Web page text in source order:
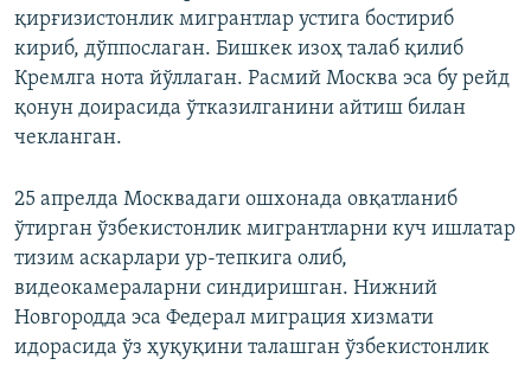
қирғизистонлик мигрантлар устига бостириб
кириб, дўппослаган. Бишкек изоҳ талаб қилиб
Кремлга нота йўллаган. Расмий Москва эса бу рейд
қонун доирасида ўтказилганини айтиш билан
чекланган.
25 апрелда Москвадаги ошхонада овқатланиб
ўтирган ўзбекистонлик мигрантларни куч ишлатар
тизим аскарлари ур-тепкига олиб,
видеокамераларни синдиришган. Нижний
Новгородда эса Федерал миграция хизмати
идорасида ўз ҳуқуқини талашган ўзбекистонлик